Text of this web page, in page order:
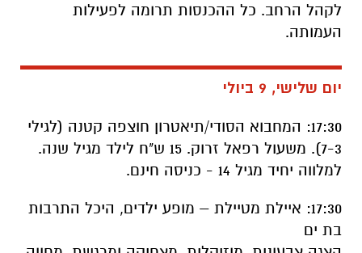
לקהל הרחב. כל ההכנסות תרומה לפעילות
העמותה.
יום שלישי, 9 ביולי
17:30: המחבוא הסודי/תיאטרון חוצפה קטנה (לגילי
7-3). משעול רפאל זרוק. 15 ש"ח לילד מגיל שנה.
למלווה יחיד מגיל 14 - כניסה חינם.
17:30: איילת מטיילת – מופע ילדים, היכל התרבות
בת ים